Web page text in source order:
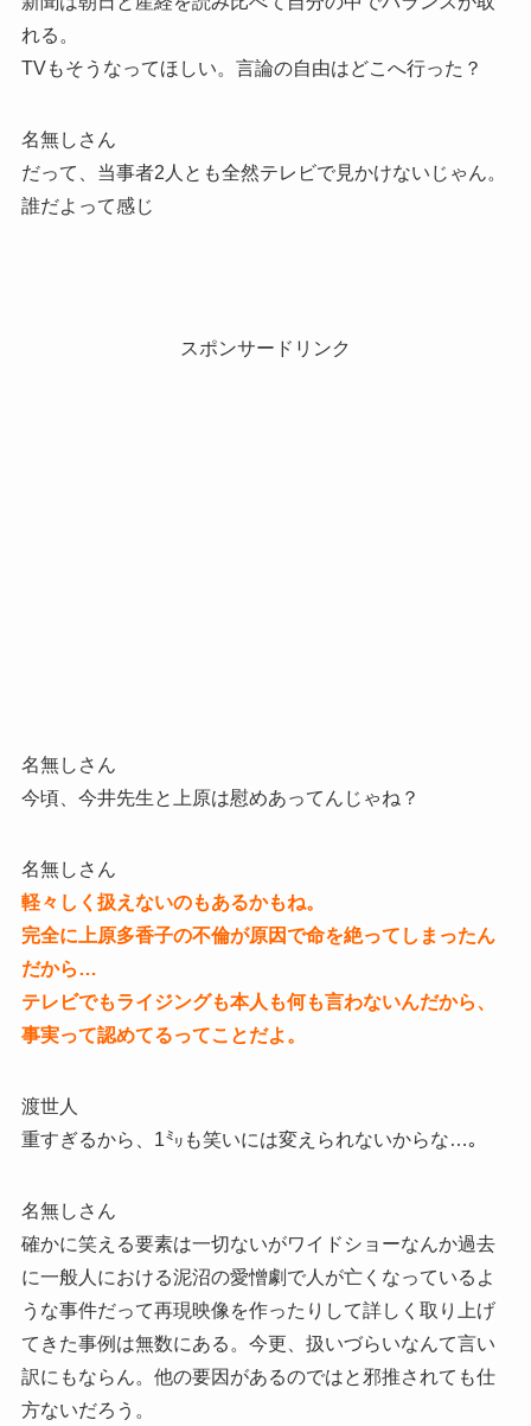
れる。
TVもそうなってほしい。言論の自由はどこへ行った？
名無しさん
だって、当事者2人とも全然テレビで見かけないじゃん。
誰だよって感じ
スポンサードリンク
名無しさん
今頃、今井先生と上原は慰めあってんじゃね？
名無しさん
軽々しく扱えないのもあるかもね。
完全に上原多香子の不倫が原因で命を絶ってしまったん
だから…
テレビでもライジングも本人も何も言わないんだから、
事実って認めてるってことだよ。
渡世人
重すぎるから、1㍉も笑いには変えられないからな…｡
名無しさん
確かに笑える要素は一切ないがワイドショーなんか過去
に一般人における泥沼の愛憎劇で人が亡くなっているよ
うな事件だって再現映像を作ったりして詳しく取り上げ
てきた事例は無数にある。今更、扱いづらいなんて言い
訳にもならん。他の要因があるのではと邪推されても仕
方ないだろう。